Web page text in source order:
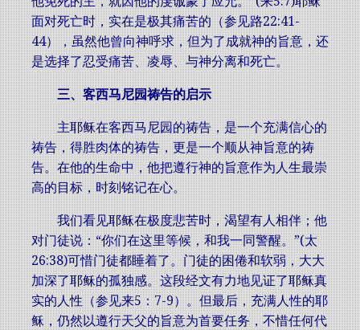
面对死亡时，实在是极其痛苦的（参见路22:41-
44），虽然他曾向神呼求，但为了成就神的旨意，还
是选择了忍受痛苦、凌辱、与神分离和死亡。
三、客西马尼园祷告的启示
主耶稣在客西马尼园的祷告，是一个充满信心的
祷告，得胜肉体的祷告，更是一个顺从神旨意的祷
告。在他的生命中，他把遵行神的旨意作为人生最崇
高的目标，时刻铭记在心。
我们看见耶稣在极度悲苦时，渴望有人相伴；他
对门徒说：“你们在这里等候，和我一同警醒。”(太
26:38)可惜门徒都睡着了。门徒的困倦和软弱，大大
加深了耶稣的孤独感。这段经文有力地见证了耶稣真
实的人性（参见来5：7-9）。但最后，充满人性的耶
稣，仍然以遵行天父的旨意为首要任务，不惜任何代